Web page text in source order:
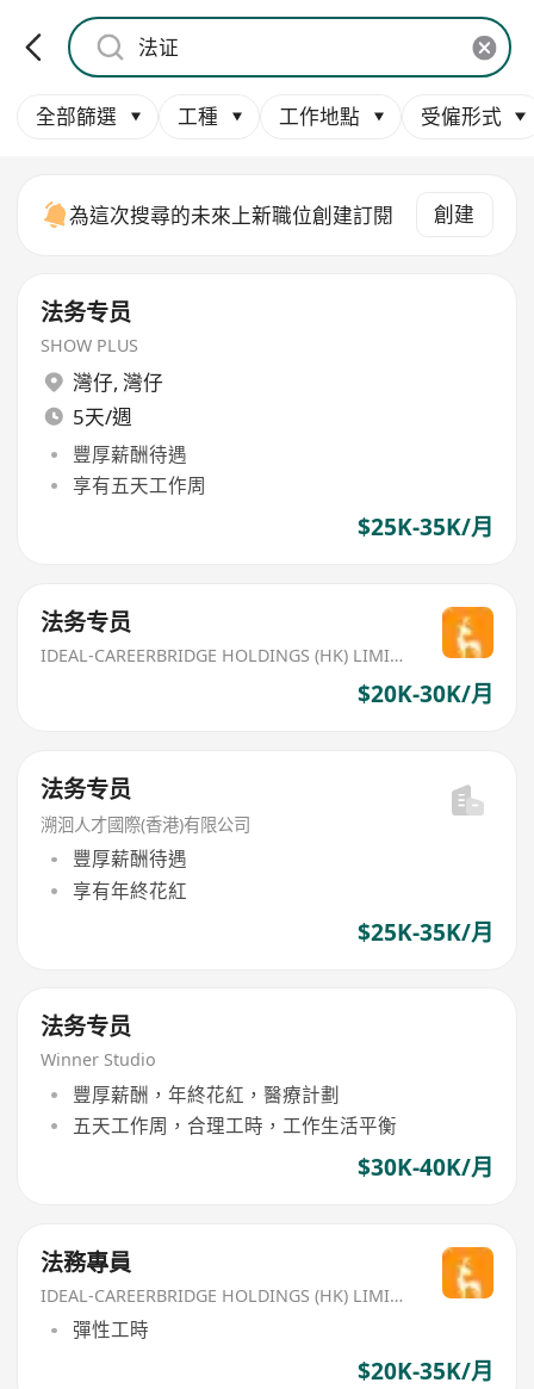
全部篩選 工種 工作地點 受僱形式
為這次搜尋的未來上新職位創建訂閱 創建
法务专员
SHOW PLUS
灣仔, 灣仔
5天/週
豐厚薪酬待遇
享有五天工作周
$25K-35K/月
法务专员
IDEAL-CAREERBRIDGE HOLDINGS (HK) LIMITED
$20K-30K/月
法务专员
溯洄人才國際(香港)有限公司
豐厚薪酬待遇
享有年終花紅
$25K-35K/月
法务专员
Winner Studio
豐厚薪酬，年終花紅，醫療計劃
五天工作周，合理工時，工作生活平衡
$30K-40K/月
法務專員
IDEAL-CAREERBRIDGE HOLDINGS (HK) LIMITED
彈性工時
$20K-35K/月